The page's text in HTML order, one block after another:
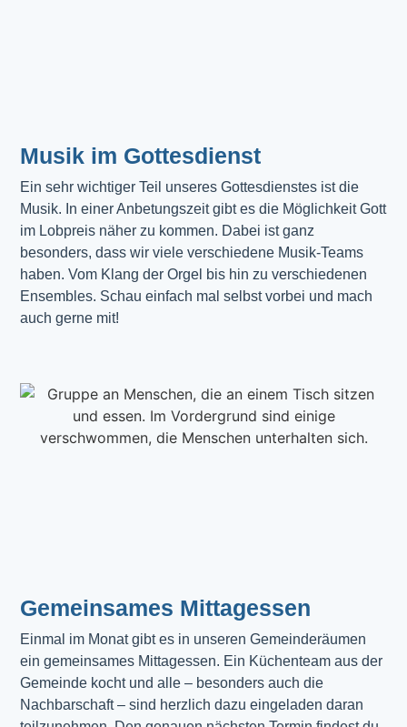
Musik im Gottesdienst​
Ein sehr wichtiger Teil unseres Gottesdienstes ist die
Musik. In einer Anbetungszeit gibt es die Möglichkeit Gott
im Lobpreis näher zu kommen. Dabei ist ganz
besonders, dass wir viele verschiedene Musik-Teams
haben. Vom Klang der Orgel bis hin zu verschiedenen
Ensembles. Schau einfach mal selbst vorbei und mach
auch gerne mit!
Gemeinsames Mittagessen
Einmal im Monat gibt es in unseren Gemeinderäumen
ein gemeinsames Mittagessen. Ein Küchenteam aus der
Gemeinde kocht und alle – besonders auch die
Nachbarschaft – sind herzlich dazu eingeladen daran